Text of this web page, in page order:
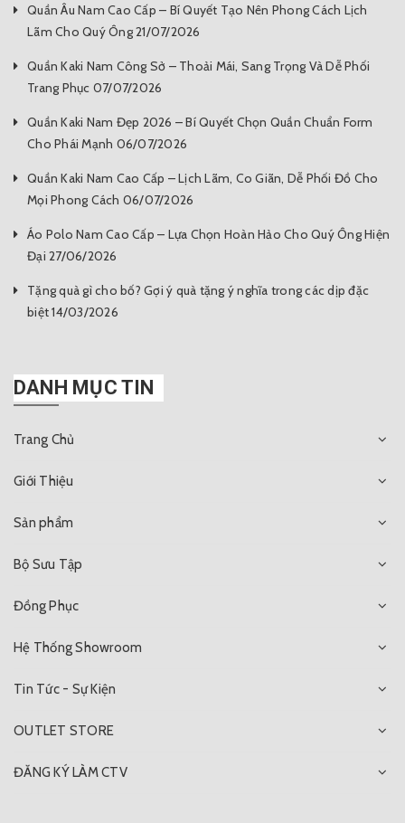
Quần Âu Nam Cao Cấp – Bí Quyết Tạo Nên Phong Cách Lịch
Lãm Cho Quý Ông 21/07/2026
Quần Kaki Nam Công Sở – Thoải Mái, Sang Trọng Và Dễ Phối
Trang Phục 07/07/2026
Quần Kaki Nam Đẹp 2026 – Bí Quyết Chọn Quần Chuẩn Form
Cho Phái Mạnh 06/07/2026
Quần Kaki Nam Cao Cấp – Lịch Lãm, Co Giãn, Dễ Phối Đồ Cho
Mọi Phong Cách 06/07/2026
Áo Polo Nam Cao Cấp – Lựa Chọn Hoàn Hảo Cho Quý Ông Hiện
Đại 27/06/2026
Tặng quà gì cho bố? Gợi ý quà tặng ý nghĩa trong các dịp đặc
biệt 14/03/2026
DANH MỤC TIN
Trang Chủ
Giới Thiệu
Sản phẩm
Bộ Sưu Tập
Đồng Phục
Hệ Thống Showroom
Tin Tức - Sự Kiện
OUTLET STORE
ĐĂNG KÝ LÀM CTV